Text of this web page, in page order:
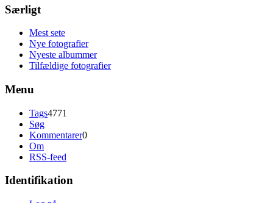
Særligt
Mest sete
Nye fotografier
Nyeste albummer
Tilfældige fotografier
Menu
Tags4771
Søg
Kommentarer0
Om
RSS-feed
Identifikation